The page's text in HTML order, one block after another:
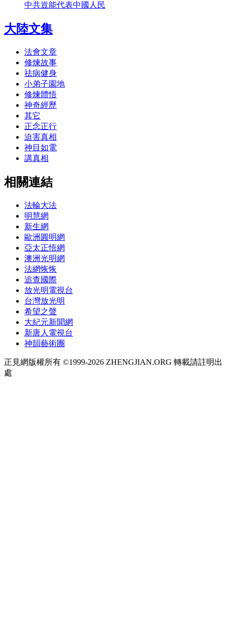
中共豈能代表中國人民
大陸文集
法會文章
修煉故事
祛病健身
小弟子園地
修煉體悟
神奇經歷
其它
正念正行
迫害真相
神目如電
講真相
相關連結
法輪大法
明慧網
新生網
歐洲圓明網
亞太正悟網
澳洲光明網
法網恢恢
追查國際
放光明電視台
台灣放光明
希望之聲
大紀元新聞網
新唐人電視台
神韻藝術團
正見網版權所有 ©1999-2026 ZHENGJIAN.ORG 轉載請註明出
處